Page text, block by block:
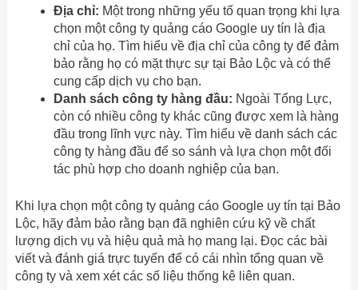
Địa chỉ: Một trong những yếu tố quan trọng khi lựa
chọn một công ty quảng cáo Google uy tín là địa
chỉ của họ. Tìm hiểu về địa chỉ của công ty để đảm
bảo rằng họ có mặt thực sự tại Bảo Lộc và có thể
cung cấp dịch vụ cho bạn.
Danh sách công ty hàng đầu: Ngoài Tổng Lực,
còn có nhiều công ty khác cũng được xem là hàng
đầu trong lĩnh vực này. Tìm hiểu về danh sách các
công ty hàng đầu để so sánh và lựa chọn một đối
tác phù hợp cho doanh nghiệp của bạn.
Khi lựa chọn một công ty quảng cáo Google uy tín tại Bảo
Lộc, hãy đảm bảo rằng bạn đã nghiên cứu kỹ về chất
lượng dịch vụ và hiệu quả mà họ mang lại. Đọc các bài
viết và đánh giá trực tuyến để có cái nhìn tổng quan về
công ty và xem xét các số liệu thống kê liên quan.